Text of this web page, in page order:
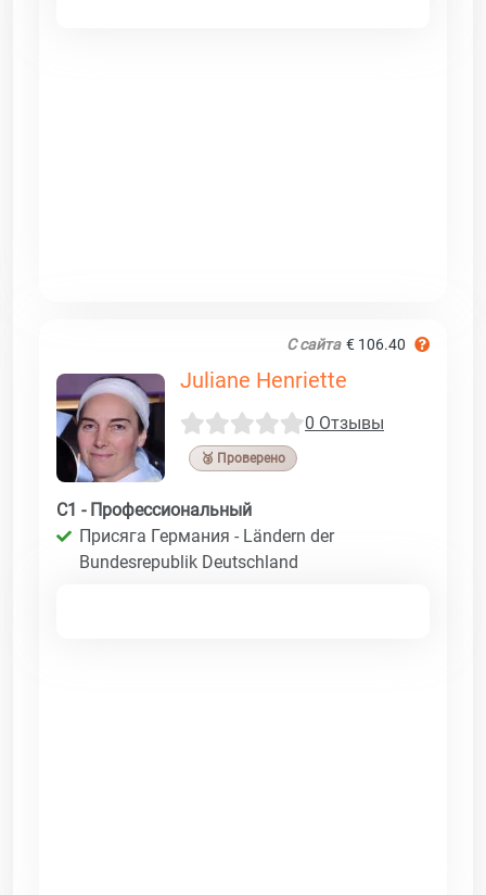
С сайта € 106.40
Juliane Henriette
0 Отзывы
🥉 Проверено
C1 - Профессиональный
Присяга Германия - Ländern der
Bundesrepublik Deutschland